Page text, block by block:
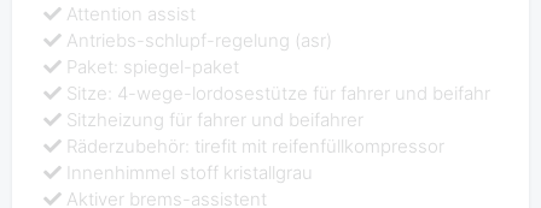
Attention assist
Antriebs-schlupf-regelung (asr)
Paket: spiegel-paket
Sitze: 4-wege-lordosestütze für fahrer und beifahr
Sitzheizung für fahrer und beifahrer
Räderzubehör: tirefit mit reifenfüllkompressor
Innenhimmel stoff kristallgrau
Aktiver brems-assistent